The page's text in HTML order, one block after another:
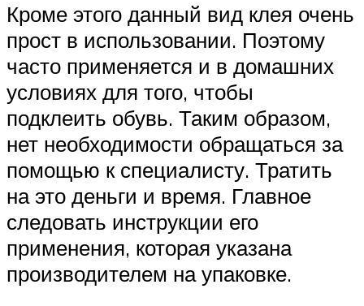
Кроме этого данный вид клея очень
прост в использовании. Поэтому
часто применяется и в домашних
условиях для того, чтобы
подклеить обувь. Таким образом,
нет необходимости обращаться за
помощью к специалисту. Тратить
на это деньги и время. Главное
следовать инструкции его
применения, которая указана
производителем на упаковке.